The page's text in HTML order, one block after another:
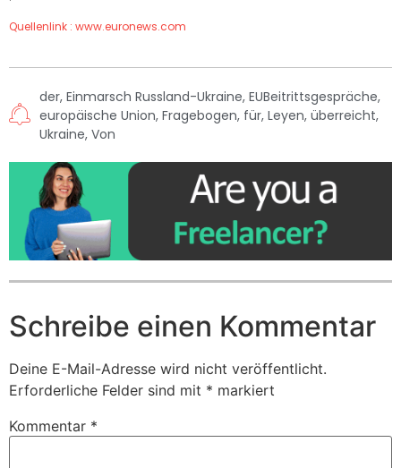
Quellenlink : www.euronews.com
der, Einmarsch Russland-Ukraine, EUBeitrittsgespräche,
europäische Union, Fragebogen, für, Leyen, überreicht,
Ukraine, Von
Schreibe einen Kommentar
Deine E-Mail-Adresse wird nicht veröffentlicht.
Erforderliche Felder sind mit * markiert
Kommentar *